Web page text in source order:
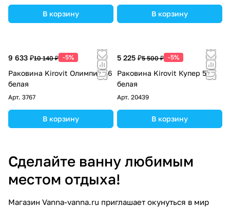
В корзину В корзину
9 633 ₽10 140 ₽ -5%
Раковина Kirovit Олимпия 56
белая
Арт. 3767
В корзину
5 225 ₽5 500 ₽ -5%
Раковина Kirovit Купер 56
белая
Арт. 20439
В корзину
Сделайте ванну любимым
местом отдыха!
Магазин Vanna-vanna.ru приглашает окунуться в мир